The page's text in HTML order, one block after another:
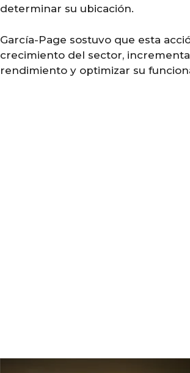
determinar su ubicación.
García-Page sostuvo que esta
crecimiento del sector,
rendimiento y optimizar su